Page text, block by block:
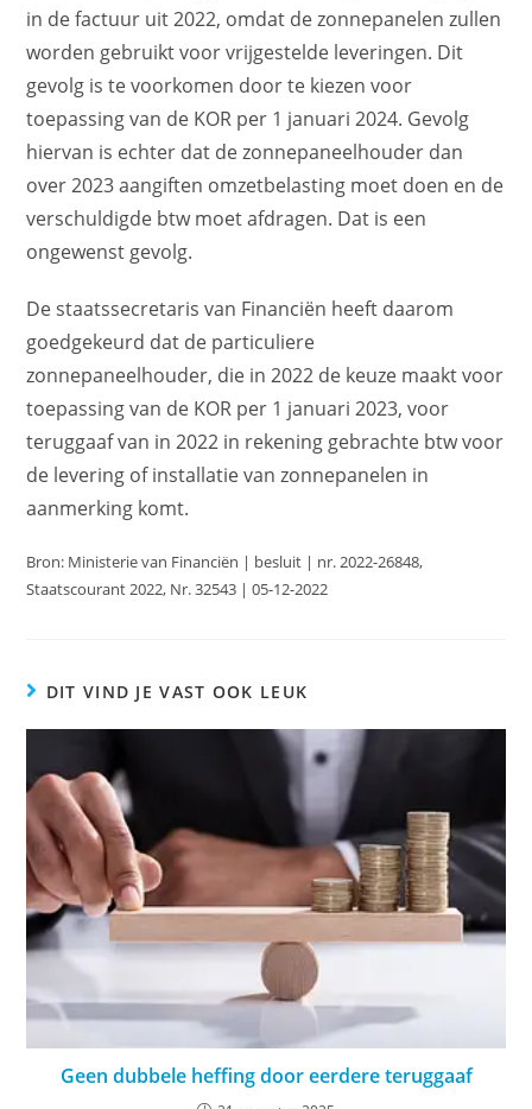
in de factuur uit 2022, omdat de zonnepanelen zullen
worden gebruikt voor vrijgestelde leveringen. Dit
gevolg is te voorkomen door te kiezen voor
toepassing van de KOR per 1 januari 2024. Gevolg
hiervan is echter dat de zonnepaneelhouder dan
over 2023 aangiften omzetbelasting moet doen en de
verschuldigde btw moet afdragen. Dat is een
ongewenst gevolg.
De staatssecretaris van Financiën heeft daarom
goedgekeurd dat de particuliere
zonnepaneelhouder, die in 2022 de keuze maakt voor
toepassing van de KOR per 1 januari 2023, voor
teruggaaf van in 2022 in rekening gebrachte btw voor
de levering of installatie van zonnepanelen in
aanmerking komt.
Bron: Ministerie van Financiën | besluit | nr. 2022-26848,
Staatscourant 2022, Nr. 32543 | 05-12-2022
DIT VIND JE VAST OOK LEUK
Geen dubbele heffing door eerdere teruggaaf